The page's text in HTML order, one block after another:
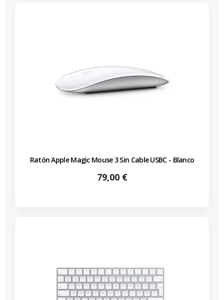
Ratón Apple Magic Mouse 3 Sin Cable USBC - Blanco
Precio
79,00 €